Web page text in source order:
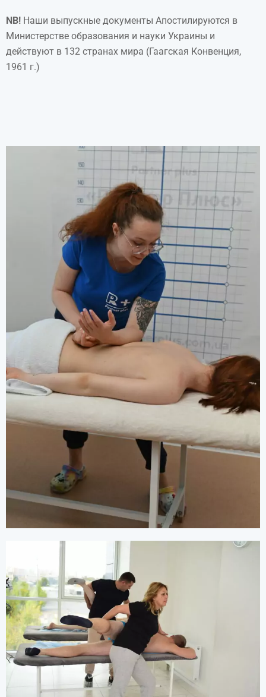
NB! Наши выпускные документы Апостилируются в
Министерстве образования и науки Украины и
действуют в 132 странах мира (Гаагская Конвенция,
1961 г.)